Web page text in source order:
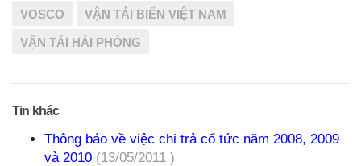
VOSCO VẬN TẢI BIỂN VIỆT NAM
VẬN TẢI HẢI PHÒNG
Tin khác
Thông báo về việc chi trả cổ tức năm 2008, 2009
và 2010 (13/05/2011 )